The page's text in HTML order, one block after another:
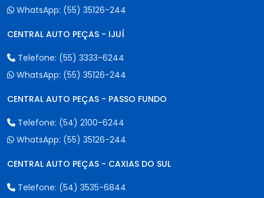
WhatsApp: (55) 35126-244
CENTRAL AUTO PEÇAS - IJUÍ
Telefone: (55) 3333-6244
WhatsApp: (55) 35126-244
CENTRAL AUTO PEÇAS - PASSO FUNDO
Telefone: (54) 2100-6244
WhatsApp: (55) 35126-244
CENTRAL AUTO PEÇAS - CAXIAS DO SUL
Telefone: (54) 3535-6844